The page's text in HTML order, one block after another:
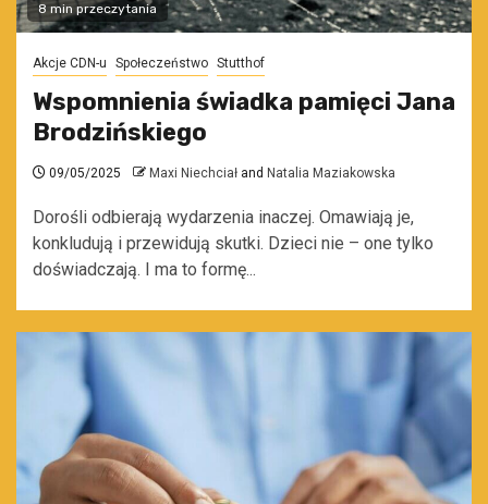
8 min przeczytania
Akcje CDN-u Społeczeństwo Stutthof
Wspomnienia świadka pamięci Jana
Brodzińskiego
09/05/2025 Maxi Niechciał and Natalia Maziakowska
Dorośli odbierają wydarzenia inaczej. Omawiają je,
konkludują i przewidują skutki. Dzieci nie – one tylko
doświadczają. I ma to formę...